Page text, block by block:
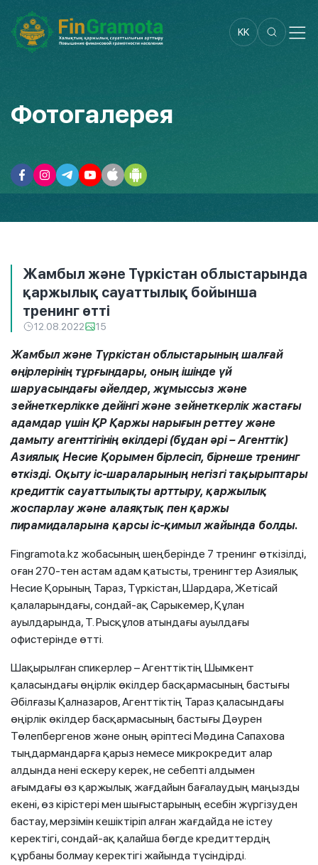
KK
Фотогалерея
Жамбыл және Түркістан облыстарында
қаржылық сауаттылық бойынша
тренинг өтті
12.08.2022 15
Жамбыл және Түркістан облыстарының шалғай
өңірлерінің тұрғындары, оның ішінде үй
шаруасындағы әйелдер, жұмыссыз және
зейнеткерлікке дейінгі және зейнеткерлік жастағы
адамдар үшін ҚР Қаржы нарығын реттеу және
дамыту агенттігінің өкілдері (бұдан әрі – Агенттік)
Азиялық Несие Қорымен бірлесіп, бірнеше тренинг
өткізді. Оқыту іс-шараларының негізгі тақырыптары
кредиттік сауаттылықты арттыру, қаржылық
жоспарлау және алаяқтық пен қаржы
пирамидаларына қарсы іс-қимыл жайында болды.
Fingramota.kz жобасының шеңберінде 7 тренинг өткізілді,
оған 270-тен астам адам қатысты, тренингтер Азиялық
Несие Қорының Тараз, Түркістан, Шардара, Жетісай
қалаларындағы, сондай-ақ Сарыкемер, Құлан
ауылдарында, Т. Рысқұлов атындағы ауылдағы
офистерінде өтті.
Шақырылған спикерлер – Агенттіктің Шымкент
қаласындағы өңірлік өкілдер басқармасының бастығы
Әбілғазы Қалназаров, Агенттіктің Тараз қаласындағы
өңірлік өкілдер басқармасының бастығы Дәурен
Төлепбергенов және оның әріптесі Мәдина Сапахова
тыңдармандарға қарыз немесе микрокредит алар
алдында нені ескеру керек, не себепті алдымен
ағымдағы өз қаржылық жағдайын бағалаудың маңызды
екені, өз кірістері мен шығыстарының есебін жүргізуден
бастау, мерзімін кешіктіріп алған жағдайда не істеу
керектігі, сондай-ақ қалайша бөгде кредиттердің
құрбаны болмау керектігі жайында түсіндірді.